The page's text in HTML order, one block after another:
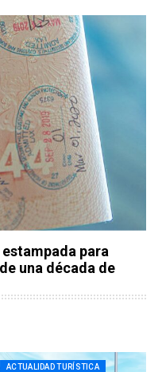
para
una década de
ACTUALIDAD TURÍSTICA